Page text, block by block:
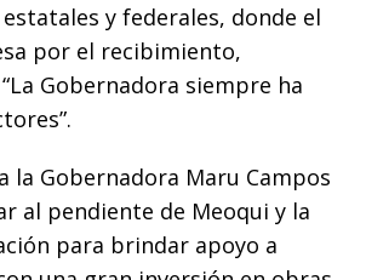
y federales, donde el
por el recibimiento,
Gobernadora siempre ha
la Gobernadora Maru Campos
al pendiente de Meoqui y la
para brindar apoyo a